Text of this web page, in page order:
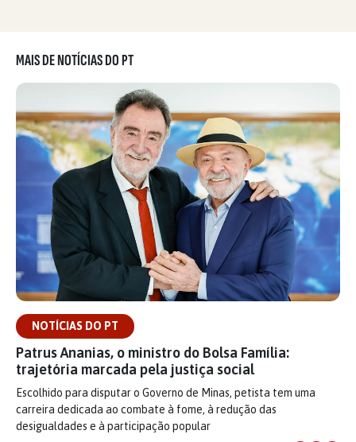
MAIS DE NOTÍCIAS DO PT
NOTÍCIAS DO PT
Patrus Ananias, o ministro do Bolsa Família:
trajetória marcada pela justiça social
Escolhido para disputar o Governo de Minas, petista tem uma
carreira dedicada ao combate à fome, à redução das
desigualdades e à participação popular